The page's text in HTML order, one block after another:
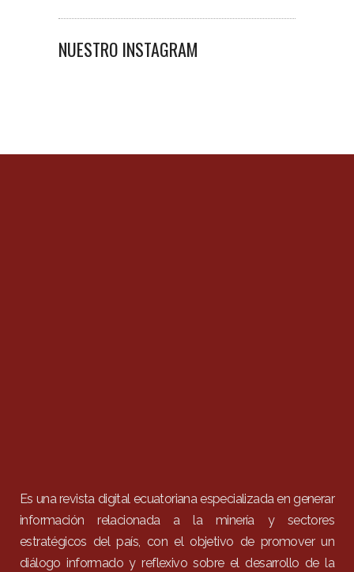
NUESTRO INSTAGRAM
Es una revista digital ecuatoriana especializada en generar
información relacionada a la minería y sectores
estratégicos del país, con el objetivo de promover un
diálogo informado y reflexivo sobre el desarrollo de la